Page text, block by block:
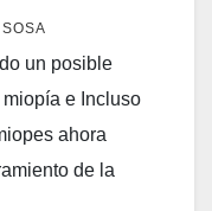
un posible
e Incluso
ahora
de la